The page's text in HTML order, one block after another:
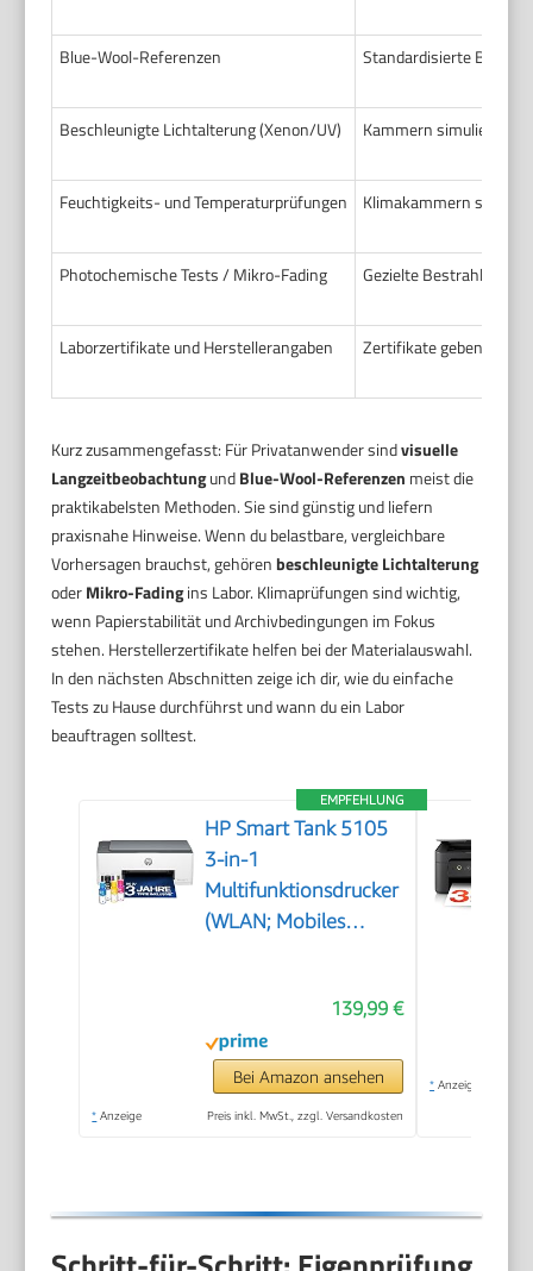
Blue-Wool-Referenzen Standardisierte
Beschleunigte Lichtalterung (Xenon/UV) Kammern simulieren
Feuchtigkeits- und Temperaturprüfungen Klimakammern
Photochemische Tests / Mikro-Fading Gezielte Bestrahlung
Laborzertifikate und Herstellerangaben Zertifikate geben
Kurz zusammengefasst: Für Privatanwender sindvisuelle
LangzeitbeobachtungundBlue-Wool-Referenzen meist die
praktikabelsten Methoden. Sie sind günstig und liefern
praxisnahe Hinweise. Wenn du belastbare, vergleichbare
Vorhersagen brauchst, gehörenbeschleunigte Lichtalterung
oderMikro-Fadingins Labor. Klimaprüfungen sind wichtig,
wenn Papierstabilität und Archivbedingungen im Fokus
stehen. Herstellerzertifikate helfen bei der Materialauswahl.
In den nächsten Abschnitten zeige ich dir, wie du einfache
Tests zu Hause durchführst und wann du ein Labor
beauftragen solltest.
EMPFEHLUNG
HP Smart Tank 5105
3-in-1
Multifunktionsdrucker
(WLAN; Mobiles
Jahre Garantie,
großer Tintentank,
hohe Reichweite,
Drucken in hoher
139,99 €
Bei Amazon ansehen
* Anzeige Preis inkl. MwSt., zzgl. Versandkosten
* Anzeige